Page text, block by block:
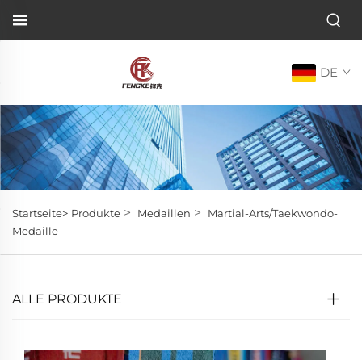
DE
Startseite> Produkte > Medaillen >
Martial-Arts/Taekwondo-
Medaille
ALLE PRODUKTE